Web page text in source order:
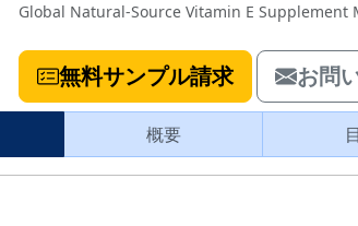
Global Natural-Source Vitamin E Supplement
無料サンプル請求 お問
概要